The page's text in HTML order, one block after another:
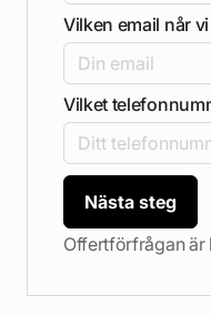
Vilken email når
Vilket
Nästa steg
Offertförfrågan är